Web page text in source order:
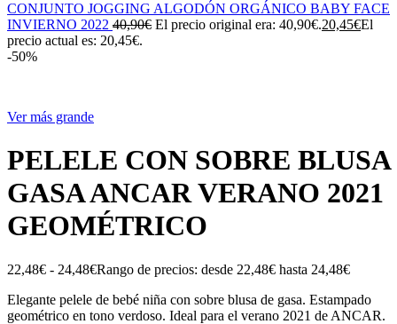
CONJUNTO JOGGING ALGODÓN ORGÁNICO BABY FACE
INVIERNO 2022 40,90€ El precio original era: 40,90€.20,45€El
precio actual es: 20,45€.
-50%
Ver más grande
PELELE CON SOBRE BLUSA
GASA ANCAR VERANO 2021
GEOMÉTRICO
22,48€ - 24,48€Rango de precios: desde 22,48€ hasta 24,48€
Elegante pelele de bebé niña con sobre blusa de gasa. Estampado
geométrico en tono verdoso. Ideal para el verano 2021 de ANCAR.